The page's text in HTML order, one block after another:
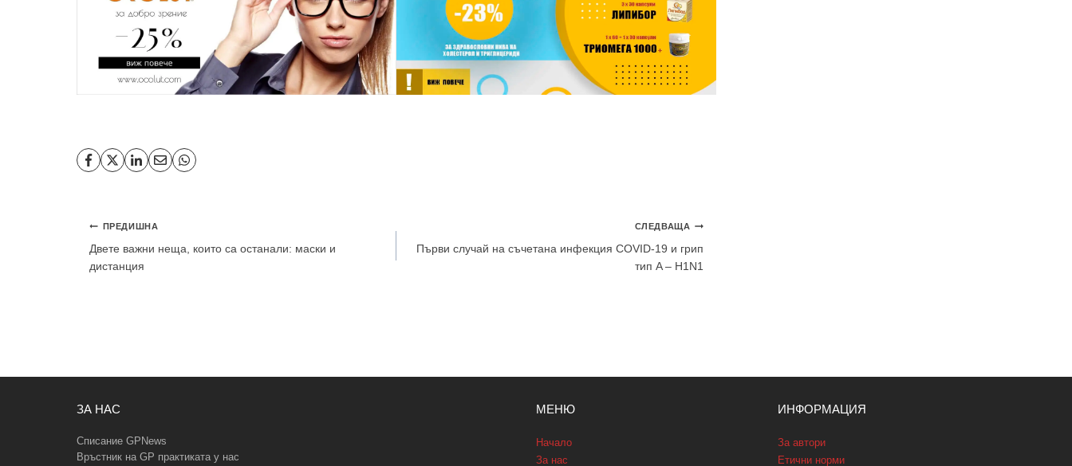
Навигация
ПРЕДИШНА
Двете важни неща, които са останали: маски и
дистанция
СЛЕДВАЩА
Първи случай на съчетана инфекция COVID-19 и грип
тип A – H1N1
ЗА НАС
Списание GPNews
Връстник на GP практиката у нас
МЕНЮ
Начало
За нас
ИНФОРМАЦИЯ
За автори
Етични норми